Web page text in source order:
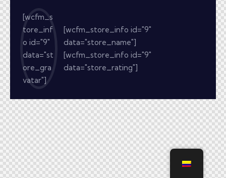
[wcfm_s
tore_inf
o id="9"
data="st
ore_gra
vatar"]
[wcfm_store_info id="9"
data="store_name"]
[wcfm_store_info id="9"
data="store_rating"]